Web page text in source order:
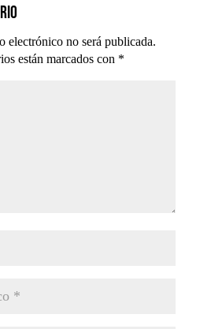
electrónico no será publicada.
están marcados con *